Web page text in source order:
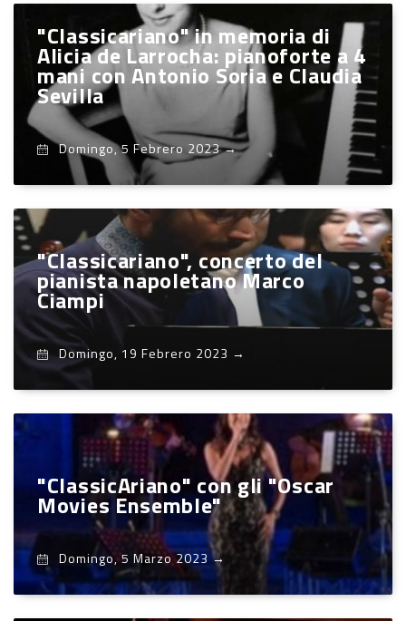
"Classicariano" in memoria di
Alicia de Larrocha: pianoforte a 4
mani con Antonio Soria e Claudia
Sevilla
Domingo, 5 Febrero 2023→
"Classicariano", concerto del
pianista napoletano Marco
Ciampi
Domingo, 19 Febrero 2023 →
"ClassicAriano" con gli "Oscar
Movies Ensemble"
Domingo, 5 Marzo 2023 →